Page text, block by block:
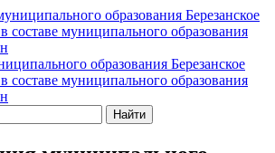
образования Березанское
составе муниципального образования
Найти